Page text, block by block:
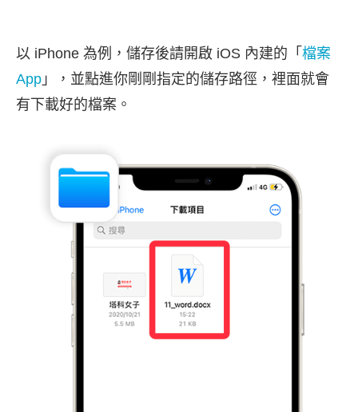
以 iPhone 為例，儲存後請開啟 iOS 內建的「 檔案
App 」，並點進你剛剛指定的儲存路徑，裡面就會
有下載好的檔案。